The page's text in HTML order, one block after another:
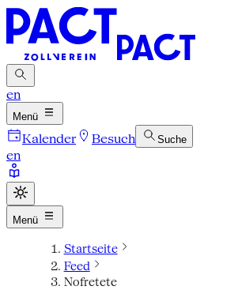
en
Menü
Kalender Besuch Suche
en
Menü
Startseite
Feed
Nofretete